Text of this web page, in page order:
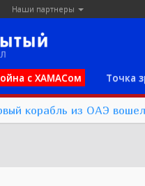
Наши партнеры
с ХАМАСом Точка
корабль из ОАЭ